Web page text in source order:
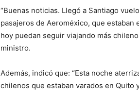
“Buenas noticias. Llegó a Santiago
pasajeros de Aeroméxico, que
hoy puedan seguir viajando más
ministro.
Además, indicó que: “Esta noche
chilenos que estaban varados en Quito